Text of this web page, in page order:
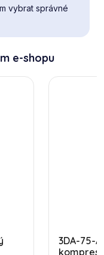
vybrat správné
e-shopu
3DA-75-